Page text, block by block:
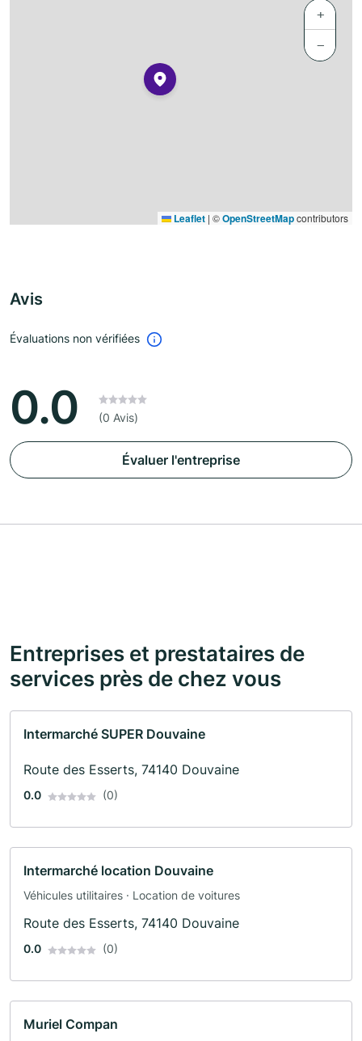
+
−
Leaflet | ©OpenStreetMapcontributors
Avis
Évaluations non vérifiées
0.0 (0 Avis)
Évaluer l'entreprise
Entreprises et prestataires de
services près de chez vous
Intermarché SUPER Douvaine
Route des Esserts, 74140 Douvaine
0.0 (0)
Intermarché location Douvaine
Véhicules utilitaires · Location de voitures
Route des Esserts, 74140 Douvaine
0.0 (0)
Muriel Compan